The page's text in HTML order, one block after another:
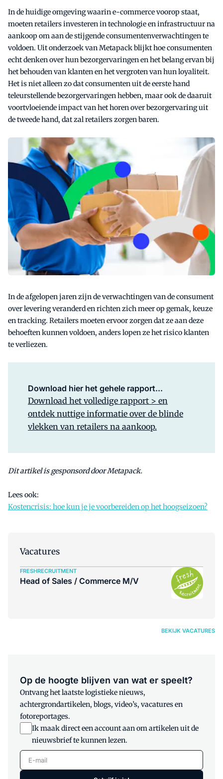
In de huidige omgeving waarin e-commerce voorop staat,
moeten retailers investeren in technologie en infrastructuur na
aankoop om aan de stijgende consumentenverwachtingen te
voldoen. Uit onderzoek van Metapack blijkt hoe consumenten
echt denken over hun bezorgervaringen en het belang ervan bij
het behouden van klanten en het vergroten van hun loyaliteit.
Het is niet alleen zo dat consumenten uit de eerste hand
teleurstellende bezorgervaringen hebben, maar ook de daaruit
voortvloeiende impact van het horen over bezorgervaring uit
de tweede hand, dat zal retailers zorgen baren.
In de afgelopen jaren zijn de verwachtingen van de consument
over levering veranderd en richten zich meer op gemak, keuze
en tracking. Retailers moeten ervoor zorgen dat ze aan deze
behoeften kunnen voldoen, anders lopen ze het risico klanten
te verliezen.
Download hier het gehele rapport...
Download het volledige rapport > en
ontdek nuttige informatie over de blinde
vlekken van retailers na aankoop.
Dit artikel is gesponsord door Metapack.
Lees ook:
Kostencrisis: hoe kun je je voorbereiden op het hoogseizoen?
Vacatures
FRESHRECRUITMENT
Head of Sales / Commerce M/V
BEKIJK VACATURES
Op de hoogte blijven van wat er speelt?
Ontvang het laatste logistieke nieuws,
achtergrondartikelen, blogs, video’s, vacatures en
fotoreportages.
Ik maak direct een account aan om artikelen uit de
nieuwsbrief te kunnen lezen.
E-mail